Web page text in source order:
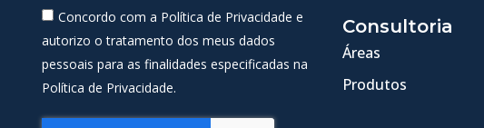
Concordo com a Política de Privacidade e
autorizo o tratamento dos meus dados
pessoais para as finalidades especificadas na
Política de Privacidade.
Consultoria
Áreas
Produtos